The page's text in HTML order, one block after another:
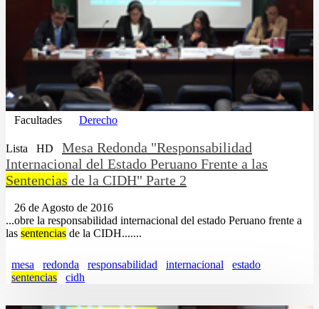
Facultades Derecho
Lista HD
Mesa Redonda "Responsabilidad
Internacional del Estado Peruano Frente a las
Sentencias de la CIDH" Parte 2
26 de Agosto de 2016
...obre la responsabilidad internacional del estado Peruano frente a
las sentencias de la CIDH.......
mesa redonda responsabilidad internacional
estado
sentencias
cidh